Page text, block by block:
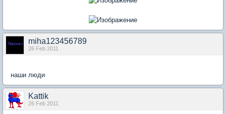
miha123456789
26 Feb 2011
наши люди
Kattik
26 Feb 2011